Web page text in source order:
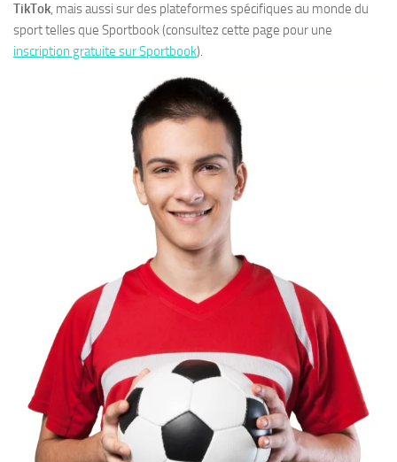
TikTok, mais aussi sur des plateformes spécifiques au monde du
sport telles que Sportbook (consultez cette page pour une
inscription gratuite sur Sportbook).